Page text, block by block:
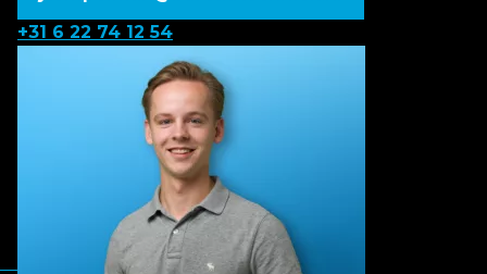
+31 6 22 74 12 54